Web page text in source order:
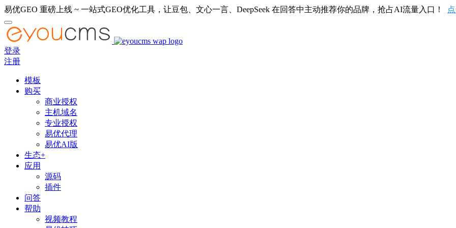
易优GEO 重磅上线 ~ 一站式GEO优化工具，让豆包、文心一言、DeepSeek 在回答中主动推荐你的品牌，抢占AI流量入口！
登录
注册
模板
购买
商业授权
主机域名
专业授权
易优代理
易优AI版
生态+
应用
源码
插件
问答
帮助
视频教程